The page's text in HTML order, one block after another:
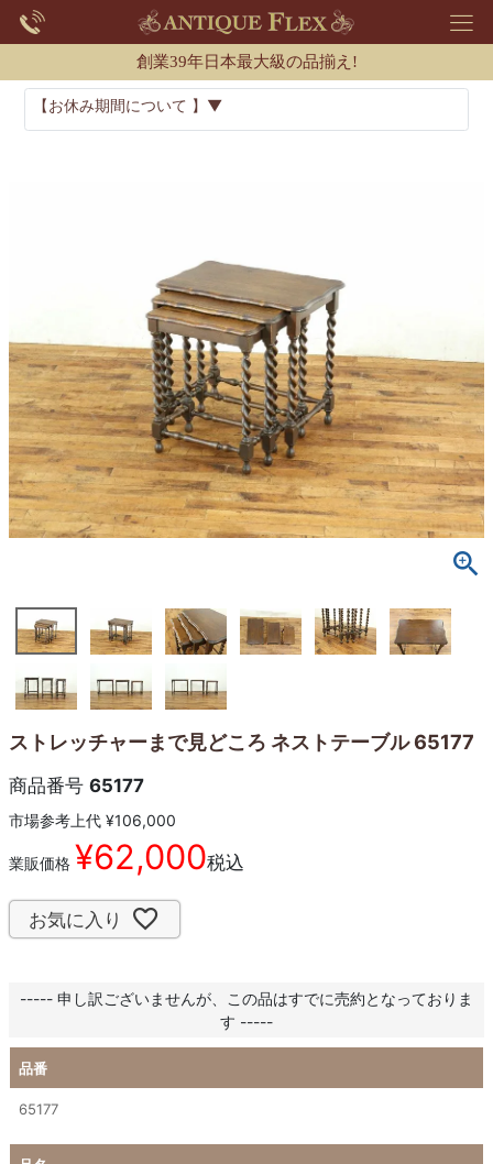
創業39年日本最大級の品揃え!
【お休み期間について 】▼
ストレッチャーまで見どころ ネストテーブル 65177
商品番号 65177
市場参考上代 ¥106,000
業販価格 ¥62,000税込
お気に入り
----- 申し訳ございませんが、この品はすでに売約となっておりま
す -----
品番
65177